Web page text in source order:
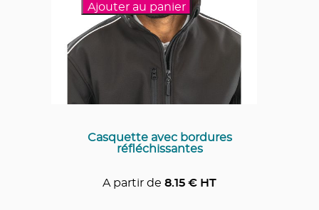
Ajouter au panier
Casquette avec bordures
réfléchissantes
A partir de 8.15 € HT